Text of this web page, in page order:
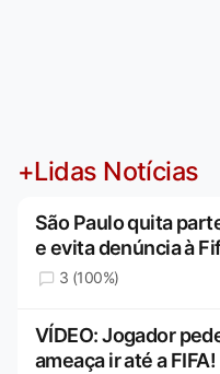
+Lidas Notícias
São Paulo quita
e evita denúncia à
3 (100%)
VÍDEO: Jogador
ameaça ir até a